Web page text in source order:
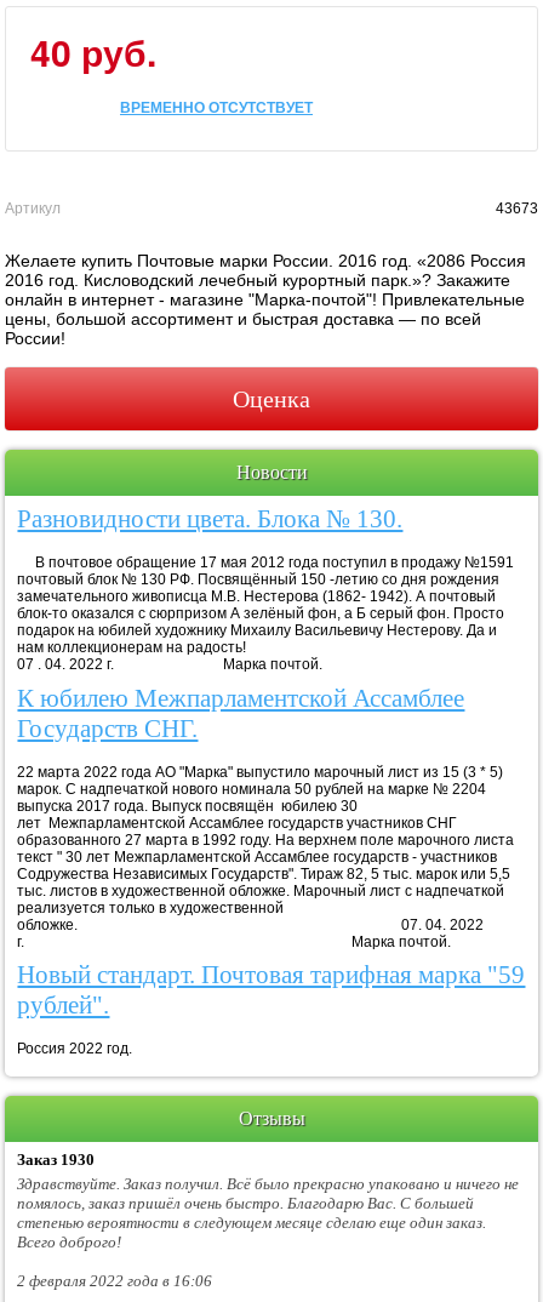
40 руб.
ВРЕМЕННО ОТСУТСТВУЕТ
Артикул 43673
Желаете купить Почтовые марки России. 2016 год. «2086 Россия
2016 год. Кисловодский лечебный курортный парк.»? Закажите
онлайн в интернет - магазине "Марка-почтой"! Привлекательные
цены, большой ассортимент и быстрая доставка — по всей
России!
Оценка
Новости
Разновидности цвета. Блока № 130.
В почтовое обращение 17 мая 2012 года поступил в продажу №1591
почтовый блок № 130 РФ. Посвящённый 150 -летию со дня рождения
замечательного живописца М.В. Нестерова (1862- 1942). А почтовый
блок-то оказался с сюрпризом А зелёный фон, а Б серый фон. Просто
подарок на юбилей художнику Михаилу Васильевичу Нестерову. Да и
нам коллекционерам на радость!
07 . 04. 2022 г. Марка почтой.
К юбилею Межпарламентской Ассамблее
Государств СНГ.
22 марта 2022 года АО "Марка" выпустило марочный лист из 15 (3 * 5)
марок. С надпечаткой нового номинала 50 рублей на марке № 2204
выпуска 2017 года. Выпуск посвящён юбилею 30
лет Межпарламентской Ассамблее государств участников СНГ
образованного 27 марта в 1992 году. На верхнем поле марочного листа
текст " 30 лет Межпарламентской Ассамблее государств - участников
Содружества Независимых Государств". Тираж 82, 5 тыс. марок или 5,5
тыс. листов в художественной обложке. Марочный лист с надпечаткой
реализуется только в художественной
обложке. 07. 04. 2022
г. Марка почтой.
Новый стандарт. Почтовая тарифная марка "59
рублей".
Россия 2022 год.
Отзывы
Заказ 1930
Здравствуйте. Заказ получил. Всё было прекрасно упаковано и ничего не
помялось, заказ пришёл очень быстро. Благодарю Вас. С большей
степенью вероятности в следующем месяце сделаю еще один заказ.
Всего доброго!
2 февраля 2022 года в 16:06